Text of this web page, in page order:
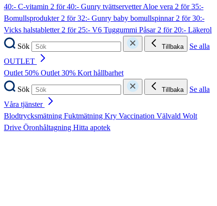
40:- C-vitamin 2 för 40:- Gunry tvättservetter Aloe vera 2 för 35:-
Bomullsprodukter2 för 32:- Gunry baby bomullspinnar2 för 30:-
Vicks halstabletter2 för 25:- V6 Tuggummi Påsar2 för 20:- Läkerol
Sök
Tillbaka
Se alla
OUTLET
Outlet 50% Outlet 30% Kort hållbarhet
Sök
Tillbaka
Se alla
Våra tjänster
Blodtrycksmätning Fuktmätning Kry Vaccination Välvald Wolt
Drive Öronhåltagning Hitta apotek